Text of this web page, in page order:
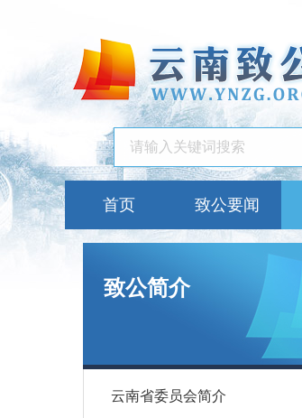
首页 致公要闻
致公简介
云南省委员会简介